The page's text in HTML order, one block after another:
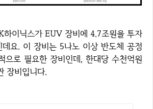
요. 이 장비는 5나노 이상 반도체 공정
으로 필요한 장비인데, 한대당 수천억원
장비입니다.